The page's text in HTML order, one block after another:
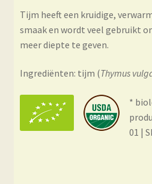
Tijm heeft een kruidige,
smaak en wordt veel gebruikt
meer diepte te geven.
Ingrediënten: tijm (Thymus
*
01 |